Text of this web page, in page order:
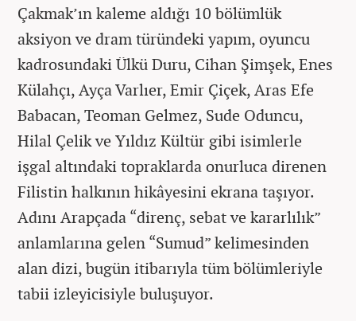
Çakmak’ın kaleme aldığı 10 bölümlük
aksiyon ve dram türündeki yapım, oyuncu
kadrosundaki Ülkü Duru, Cihan Şimşek, Enes
Külahçı, Ayça Varlıer, Emir Çiçek, Aras Efe
Babacan, Teoman Gelmez, Sude Oduncu,
Hilal Çelik ve Yıldız Kültür gibi isimlerle
işgal altındaki topraklarda onurluca direnen
Filistin halkının hikâyesini ekrana taşıyor.
Adını Arapçada “direnç, sebat ve kararlılık”
anlamlarına gelen “Sumud” kelimesinden
alan dizi, bugün itibarıyla tüm bölümleriyle
tabii izleyicisiyle buluşuyor.